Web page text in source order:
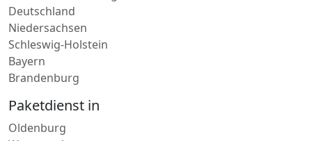
Schleswig-Holstein
Bayern
Brandenburg
Paketdienst in
Wuppertal
Stuttgart